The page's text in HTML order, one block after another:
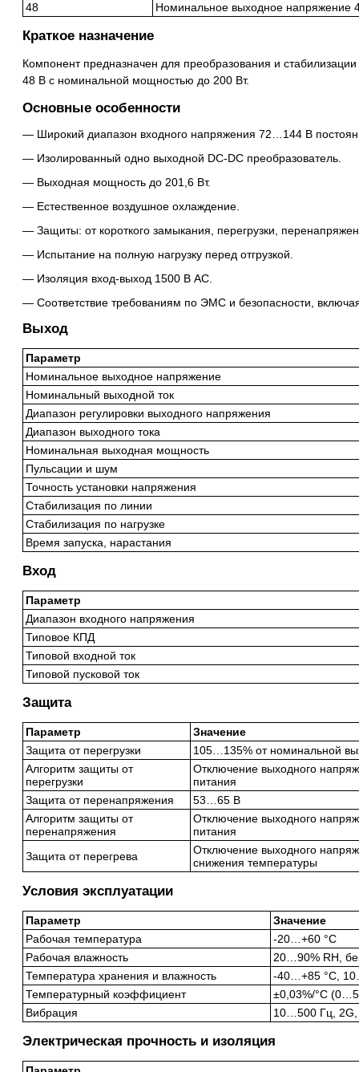
48
Номинальное выходное напряжение
Краткое назначение
Компонент предназначен для преобразования и
48 В с номинальной мощностью до 200 Вт.
Основные особенности
Широкий диапазон входного напряжения 72…144 В
Изолированный одно выходной DC-DC преобразователь.
Выходная мощность до 201,6 Вт.
Естественное воздушное охлаждение.
Защиты: от короткого замыкания, перегрузки,
Испытание на полную нагрузку перед отгрузкой.
Изоляция вход-выход 1500 В AC.
Соответствие требованиям по ЭМС и безопасности,
Выход
Параметр
Номинальное выходное напряжение
Номинальный выходной ток
Диапазон регулировки выходного напряжения
Диапазон выходного тока
Номинальная выходная мощность
Пульсации и шум
Точность установки напряжения
Стабилизация по линии
Стабилизация по нагрузке
Время запуска, нарастания
Вход
Параметр
Диапазон входного напряжения
Типовое КПД
Типовой входной ток
Типовой пусковой ток
Защита
Параметр
Значение
Защита от перегрузки
105…135% от номинальной
Алгоритм защиты от
перегрузки
Отключение выходного
питания
Защита от перенапряжения
53…65 В
Алгоритм защиты от
перенапряжения
Отключение выходного
питания
Защита от перегрева
Отключение выходного
снижения температуры
Условия эксплуатации
Параметр
Значение
Рабочая температура
-20…+60 °C
Рабочая влажность
20…90% RH,
Температура хранения и влажность
-40…+85 °C,
Температурный коэффициент
±0,03%/°C
Вибрация
10…500 Гц, 2G,
Электрическая прочность и изоляция